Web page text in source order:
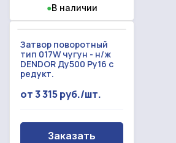
●В наличии
Затвор поворотный
тип 017W чугун - н/ж
DENDOR Ду500 Ру16 с
редукт.
от 3 315 руб./шт.
Заказать